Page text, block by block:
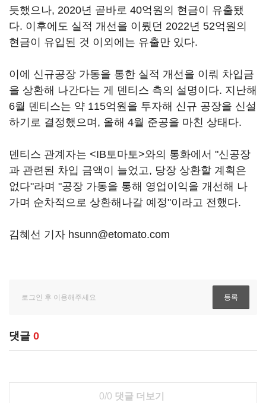
듯했으나, 2020년 곧바로 40억원의 현금이 유출됐
다. 이후에도 실적 개선을 이뤘던 2022년 52억원의
현금이 유입된 것 이외에는 유출만 있다.
이에 신규공장 가동을 통한 실적 개선을 이뤄 차입금
을 상환해 나간다는 게 덴티스 측의 설명이다. 지난해
6월 덴티스는 약 115억원을 투자해 신규 공장을 신설
하기로 결정했으며, 올해 4월 준공을 마친 상태다.
덴티스 관계자는 <IB토마토>와의 통화에서 "신공장
과 관련된 차입 금액이 늘었고, 당장 상환할 계획은
없다"라며 "공장 가동을 통해 영업이익을 개선해 나
가며 순차적으로 상환해나갈 예정"이라고 전했다.
김혜선 기자 hsunn@etomato.com
댓글 0
0/0 댓글 더보기